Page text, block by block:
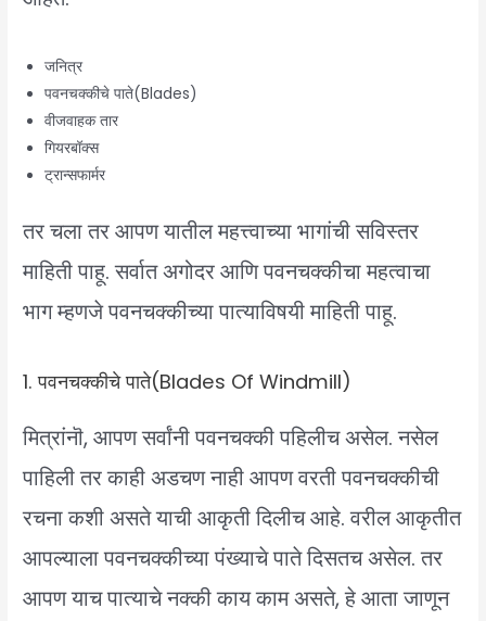
जनित्र
पवनचक्कीचे पाते(Blades)
वीजवाहक तार
गियरबॉक्स
ट्रान्सफार्मर
तर चला तर आपण यातील महत्त्वाच्या भागांची सविस्तर
माहिती पाहू. सर्वात अगोदर आणि पवनचक्कीचा महत्वाचा
भाग म्हणजे पवनचक्कीच्या पात्याविषयी माहिती पाहू.
1. पवनचक्कीचे पाते(Blades Of Windmill)
मित्रांनॊ, आपण सर्वांनी पवनचक्की पहिलीच असेल. नसेल
पाहिली तर काही अडचण नाही आपण वरती पवनचक्कीची
रचना कशी असते याची आकृती दिलीच आहे. वरील आकृतीत
आपल्याला पवनचक्कीच्या पंख्याचे पाते दिसतच असेल. तर
आपण याच पात्याचे नक्की काय काम असते, हे आता जाणून